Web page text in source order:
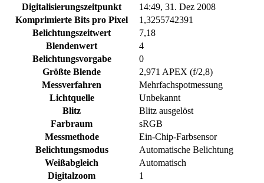
Digitalisierungszeitpunkt
14:49, 31. Dez 2008
Komprimierte Bits pro Pixel
1,3255742391
Belichtungszeitwert
7,18
Blendenwert
4
Belichtungsvorgabe
0
Größte Blende
2,971 APEX (f/2,8)
Messverfahren
Mehrfachspotmessung
Lichtquelle
Unbekannt
Blitz
Blitz ausgelöst
Farbraum
sRGB
Messmethode
Ein-Chip-Farbsensor
Belichtungsmodus
Automatische Belichtung
Weißabgleich
Automatisch
Digitalzoom
1